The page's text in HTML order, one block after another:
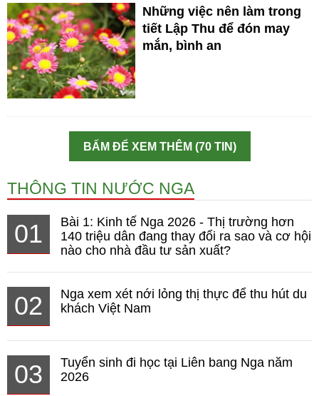
Những việc nên làm trong
tiết Lập Thu để đón may
mắn, bình an
BẤM ĐỂ XEM THÊM (70 TIN)
THÔNG TIN NƯỚC NGA
01
Bài 1: Kinh tế Nga 2026 - Thị trường hơn
140 triệu dân đang thay đổi ra sao và cơ hội
nào cho nhà đầu tư sản xuất?
02
Nga xem xét nới lỏng thị thực để thu hút du
khách Việt Nam
03
Tuyển sinh đi học tại Liên bang Nga năm
2026